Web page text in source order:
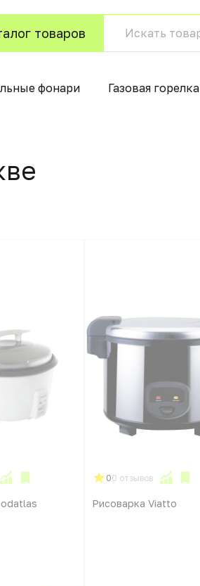
товаров
фонари Газовая горелка
00 отзывов
Рисоварка Viatto